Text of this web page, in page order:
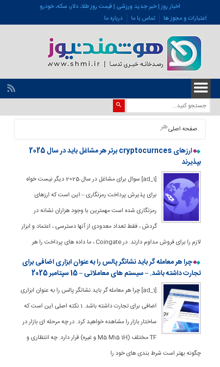
اخبار روز | خبر جدید ورزشی | قیمت روز طلا، دلار، سکه، خودرو
اعتبارات و مجوز ها
تماس با ما درباره ما
صفحه اصلیهر
ارزهای cryptocurnces برتر هر مشاغل باید در سال 2025
بپذیرند
[ad_1] سوال برای مشاغل در سال 2025 دیگر نیست خواه
برای پذیرش پرداخت رمزنگاری – این است که ارزهای
رمزنگاری شده است مهمترین با وجود هزاران نشانه در
گردش ، فقط تعداد معدودی از آنها دسترسی ، اعتماد و ابزار
لازم را برای فروش مداوم دارند. در Coingate ، ما داده های پرداخت را هر
چرا هر معامله گر باید نشانگر پالس را به عنوان ابزاری اضافی برای
تجارت داشته باشد. – سیستم های معاملاتی – 15 سپتامبر 2025
[ad_1] چرا هر معامله گر باید نشانگر پالس را به عنوان ابزاری
اضافی برای تجارت داشته باشد. 1 نکته اصلی این است که
ساختار بازار را مشاهده خواهید کرد. در چه مرحله ای بازار در
TF مختلف (M5 M15 1H و غیره) قرار دارد. چه انتظاری و
چگونه بهتر است شرط بندی های خود را